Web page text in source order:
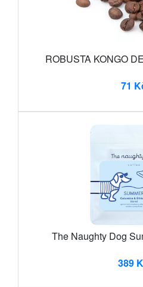
ROBUSTA KONGO
71
The Naughty Dog
389